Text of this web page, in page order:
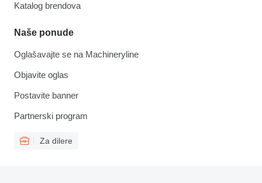
Katalog brendova
Naše ponude
Oglašavajte se na Machineryline
Objavite oglas
Postavite banner
Partnerski program
Za dilere